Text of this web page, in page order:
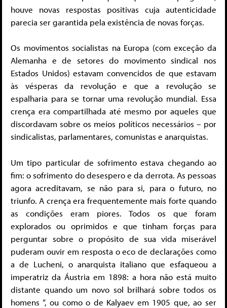
houve novas respostas positivas cuja autenticidade
parecia ser garantida pela existência de novas forças.
Os movimentos socialistas na Europa (com exceção da
Alemanha e de setores do movimento sindical nos
Estados Unidos) estavam convencidos de que estavam
às vésperas da revolução e que a revolução se
espalharia para se tornar uma revolução mundial. Essa
crença era compartilhada até mesmo por aqueles que
discordavam sobre os meios políticos necessários – por
sindicalistas, parlamentares, comunistas e anarquistas.
Um tipo particular de sofrimento estava chegando ao
fim: o sofrimento do desespero e da derrota. As pessoas
agora acreditavam, se não para si, para o futuro, no
triunfo. A crença era frequentemente mais forte quando
as condições eram piores. Todos os que foram
explorados ou oprimidos e que tinham forças para
perguntar sobre o propósito de sua vida miserável
puderam ouvir em resposta o eco de declarações como
a de Lucheni, o anarquista italiano que esfaqueou a
imperatriz da Áustria em 1898: a hora não está muito
distante quando um novo sol brilhará sobre todos os
homens “, ou como o de Kalyaev em 1905 que, ao ser